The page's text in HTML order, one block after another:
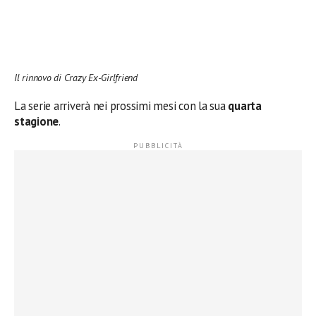
Il rinnovo di Crazy Ex-Girlfriend
La serie arriverà nei prossimi mesi con la suaquarta
stagione.